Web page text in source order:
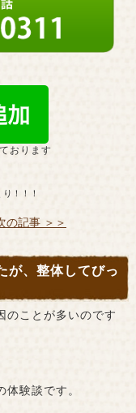
おります
！！！
の記事 ＞＞
が、整体してびっ
のことが多いのです
体験談です。